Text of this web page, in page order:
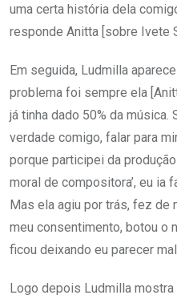
uma certa história dela
responde Anitta [sobre Ivete
Em seguida, Ludmilla
problema foi sempre ela
já tinha dado 50% da
verdade comigo, falar para
porque participei da
moral de compositora’, eu ia
Mas ela agiu por trás, fez de
meu consentimento, botou o
ficou deixando eu parecer
Logo depois Ludmilla